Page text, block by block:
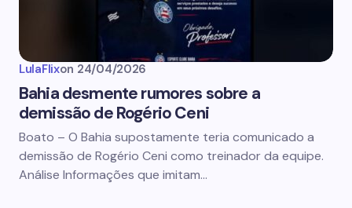
LulaFlixon 24/04/2026
Bahia desmente rumores sobre a
demissão de Rogério Ceni
Boato – O Bahia supostamente teria comunicado a
demissão de Rogério Ceni como treinador da equipe.
Análise Informações que imitam…